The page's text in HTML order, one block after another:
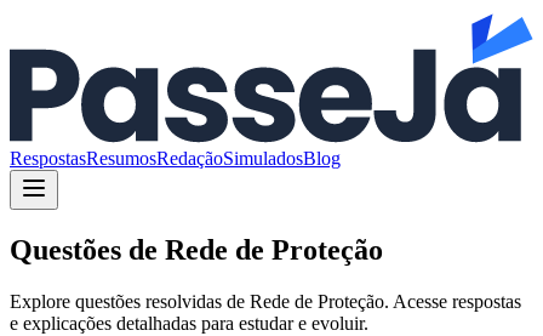
RespostasResumosRedaçãoSimuladosBlog
Questões de Rede de Proteção
Explore questões resolvidas de Rede de Proteção. Acesse respostas
e explicações detalhadas para estudar e evoluir.